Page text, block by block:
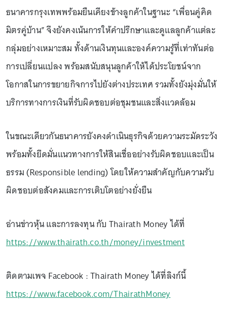
ธนาคารกรุงเทพพร้อมยืนเคียงข้างลูกค้าในฐานะ “เพื่อนคู่คิด
มิตรคู่บ้าน” จึงยังคงเน้นการให้คำปรึกษาและดูแลลูกค้าแต่ละ
กลุ่มอย่างเหมาะสม ทั้งด้านเงินทุนและองค์ความรู้ที่เท่าทันต่อ
การเปลี่ยนแปลง พร้อมสนับสนุนลูกค้าให้ได้ประโยชน์จาก
โอกาสในการขยายกิจการไปยังต่างประเทศ รวมทั้งยังมุ่งมั่นให้
บริการทางการเงินที่รับผิดชอบต่อชุมชนและสิ่งแวดล้อม
ในขณะเดียวกันธนาคารยังคงดำเนินธุรกิจด้วยความระมัดระวัง
พร้อมทั้งยึดมั่นแนวทางการให้สินเชื่ออย่างรับผิดชอบและเป็น
ธรรม (Responsible lending) โดยให้ความสำคัญกับความรับ
ผิดชอบต่อสังคมและการเติบโตอย่างยั่งยืน
อ่านข่าวหุ้น และการลงทุน กับ Thairath Money ได้ที่
https://www.thairath.co.th/money/investment
ติดตามเพจ Facebook : Thairath Money ได้ที่ลิงก์นี้
https://www.facebook.com/ThairathMoney